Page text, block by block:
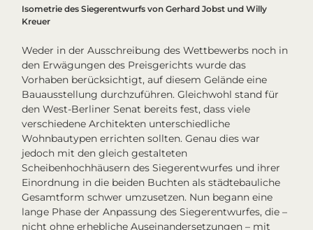
Isometrie des Siegerentwurfs von Gerhard Jobst und Willy
Kreuer
Weder in der Ausschreibung des Wettbewerbs noch in
den Erwägungen des Preisgerichts wurde das
Vorhaben berücksichtigt, auf diesem Gelände eine
Bauausstellung durchzuführen. Gleichwohl stand für
den West-Berliner Senat bereits fest, dass viele
verschiedene Architekten unterschiedliche
Wohnbautypen errichten sollten. Genau dies war
jedoch mit den gleich gestalteten
Scheibenhochhäusern des Siegerentwurfes und ihrer
Einordnung in die beiden Buchten als städtebauliche
Gesamtform schwer umzusetzen. Nun begann eine
lange Phase der Anpassung des Siegerentwurfes, die –
nicht ohne erhebliche Auseinandersetzungen – mit